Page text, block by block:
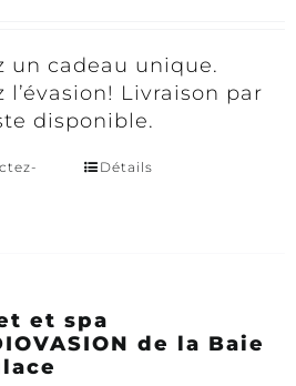
un cadeau unique.
l’évasion! Livraison par
disponible.
Détails
et spa
de la Baie